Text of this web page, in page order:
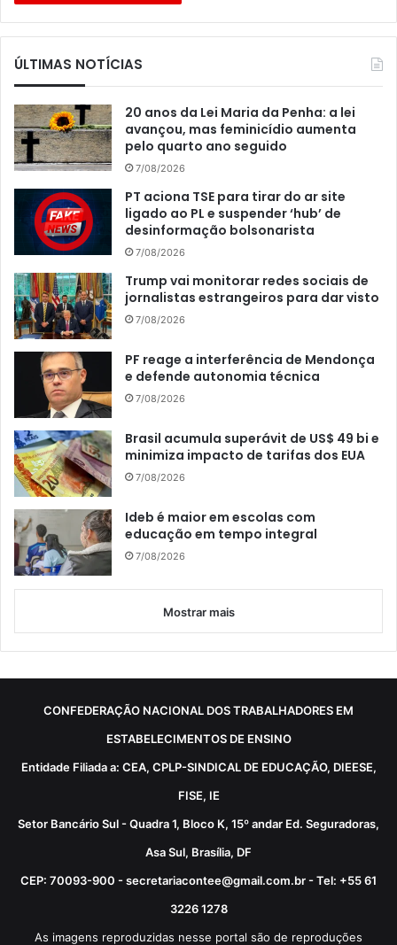
ÚLTIMAS NOTÍCIAS
20 anos da Lei Maria da Penha: a lei
avançou, mas feminicídio aumenta
pelo quarto ano seguido
7/08/2026
PT aciona TSE para tirar do ar site
ligado ao PL e suspender ‘hub’ de
desinformação bolsonarista
7/08/2026
Trump vai monitorar redes sociais de
jornalistas estrangeiros para dar visto
7/08/2026
PF reage a interferência de Mendonça
e defende autonomia técnica
7/08/2026
Brasil acumula superávit de US$ 49 bi e
minimiza impacto de tarifas dos EUA
7/08/2026
Ideb é maior em escolas com
educação em tempo integral
7/08/2026
Mostrar mais
CONFEDERAÇÃO NACIONAL DOS TRABALHADORES EM
ESTABELECIMENTOS DE ENSINO
Entidade Filiada a: CEA, CPLP-SINDICAL DE EDUCAÇÃO, DIEESE,
FISE, IE
Setor Bancário Sul - Quadra 1, Bloco K, 15º andar Ed. Seguradoras,
Asa Sul, Brasília, DF
CEP: 70093-900 - secretariacontee@gmail.com.br - Tel: +55 61
3226 1278
As imagens reproduzidas nesse portal são de reproduções